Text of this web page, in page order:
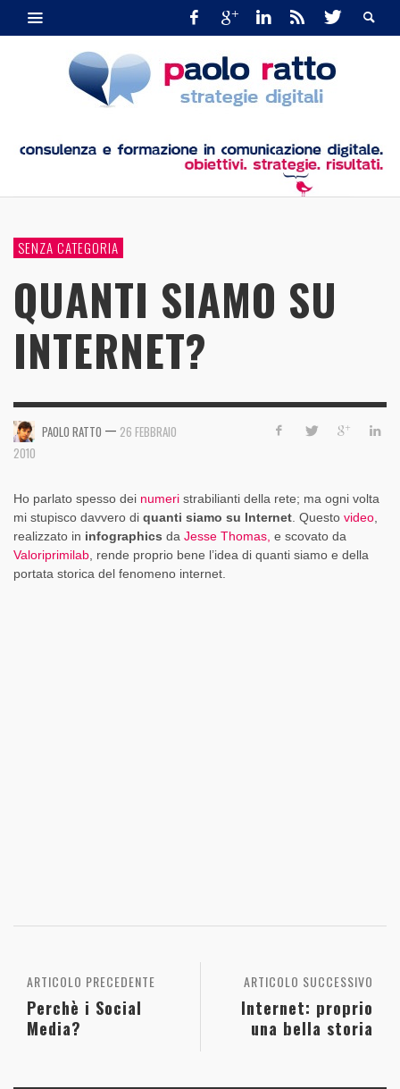
SENZA CATEGORIA
QUANTI SIAMO SU
INTERNET?
PAOLO RATTO — 26 FEBBRAIO
2010
Ho parlato spesso dei numeri strabilianti della rete; ma ogni volta
mi stupisco davvero di quanti siamo su Internet . Questo video
realizzato in infographics da Jesse Thomas, e scovato da
Valoriprimilab , rende proprio bene l’idea di quanti siamo e della
portata storica del fenomeno internet.
ARTICOLO SUCCESSIVO
Internet: proprio
una bella storia
ARTICOLO PRECEDENTE
Perchè i Social
Media?